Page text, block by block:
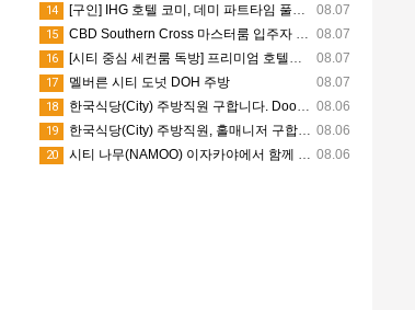
08.07
14
[구인] IHG 호텔 코미, 데미 파트타임 풀타임 쉐프 시티 Hotel Indigo & Holiday Inn
08.07
15
CBD Southern Cross 마스터룸 입주자 구합니다
08.07
16
[시티 중심 세컨룸 독방] 프리미엄 호텔식 아파트
08.07
17
멜버른 시티 도넛 DOH 주방
08.06
18
한국식당(City) 주방직원 구합니다. DooBoo Restaurant
08.06
19
한국식당(City) 주방직원, 홀매니저 구합니다. SamSam Chicken Restaurant
08.06
20 시티 나무(NAMOO) 이자카야에서 함께 일할 직원구합니다.